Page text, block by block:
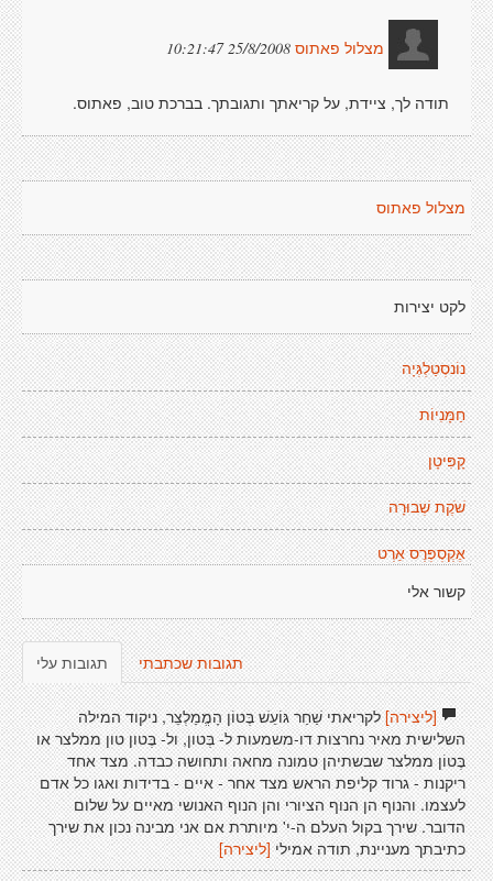
מצלול פאתוס 25/8/2008 10:21:47
תודה לך, ציידת, על קריאתך ותגובתך. בברכת טוב, פאתוס.
מצלול פאתוס
לקט יצירות
נוֹנסְטַלְגְּיָה
חַמָּנִיוֹת
קָפִּיטָן
שֹׁקֶת שְׁבוּרָה
אֶקְסְפְּרֶס אַרְט
קשור אלי
תגובות עלי תגובות שכתבתי
[ליצירה]לקריאתי שַׁחַר גּוֹעֵשׁ בֶּטוֹן הָמֱמַלְצֵר, ניקוד המילה
השלישית מאיר נחרצות דו-משמעות ל- בְּטון, ול- בֶּטון טון ממלצר או
בֶּטוֹן ממלצר שבשתיהן טמונה מחאה ותחושה כבדה. מצד אחד
ריקנות - גרוד קליפת הראש מצד אחר - איים - בדידות ואגו כל אדם
לעצמו. והנוף הן הנוף הציורי והן הנוף האנושי מאיים על שלום
הדובר. שירך בקול העלם ה-י' מיותרת אם אני מבינה נכון את שירך
כתיבתך מעניינת, תודה אמילי [ליצירה]